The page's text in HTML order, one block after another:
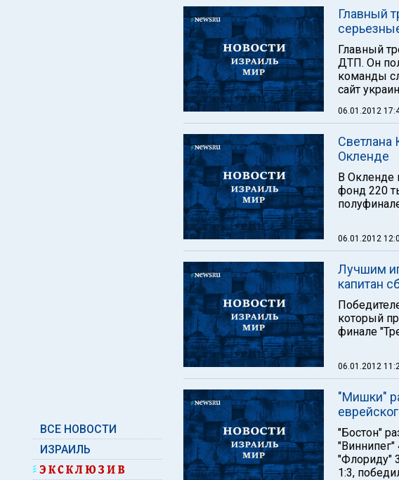
ВСЕ НОВОСТИ
ИЗРАИЛЬ
Главный
Главный
ДТП. Он
команды
сайт
06.01.2012
Светлана
Окленде
В Окленде
фонд 220
06.01.2012
Лучшим
капитан
который
финале
06.01.2012
"Мишки"
"Бостон"
"Флориду"
1:3,